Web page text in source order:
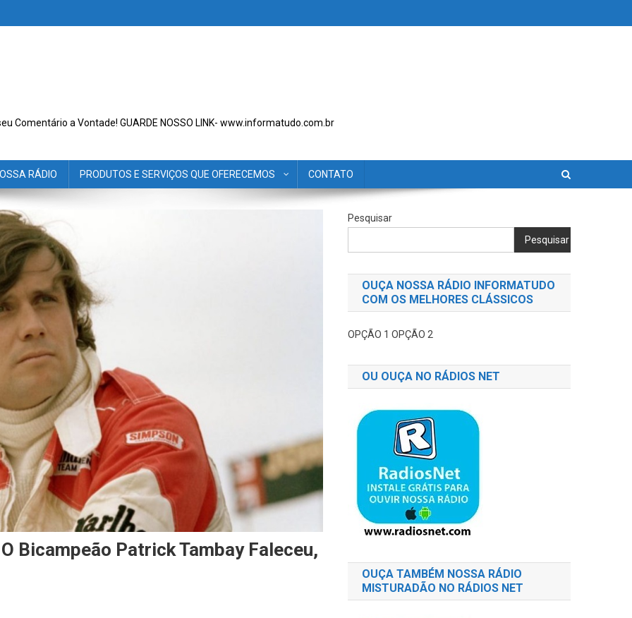
Comentário a Vontade! GUARDE NOSSO LINK- www.informatudo.com.br
RÁDIO PRODUTOS E SERVIÇOS QUE OFERECEMOS CONTATO
Bicampeão Patrick Tambay Faleceu,
Pesquisar
Pesquisar
OUÇA NOSSA RÁDIO INFORMATUDO
COM OS MELHORES CLÁSSICOS
OPÇÃO 1OPÇÃO 2
OU OUÇA NO RÁDIOS NET
OUÇA TAMBÉM NOSSA RÁDIO
MISTURADÃO NO RÁDIOS NET